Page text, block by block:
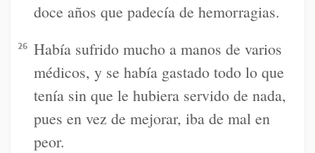
doce años que padecía de hemorragias.
26 Había sufrido mucho a manos de varios
médicos, y se había gastado todo lo que
tenía sin que le hubiera servido de nada,
pues en vez de mejorar, iba de mal en
peor.